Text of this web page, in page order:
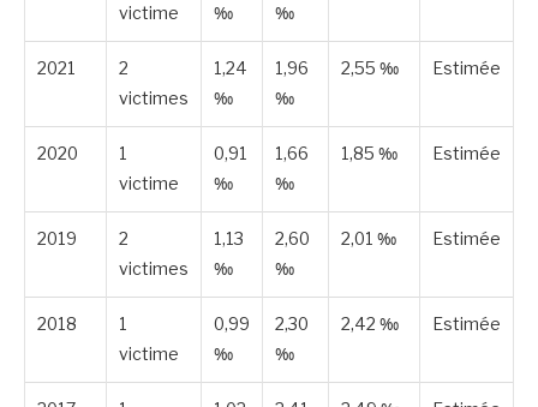
victime
‰
‰
2021
2
victimes
1,24
‰
1,96
‰
2,55 ‰ Estimée
2020
1
victime
0,91
‰
1,66
‰
1,85 ‰ Estimée
2019
2
victimes
1,13
‰
2,60
‰
2,01 ‰ Estimée
2018
1
victime
0,99
‰
2,30
‰
2,42 ‰ Estimée